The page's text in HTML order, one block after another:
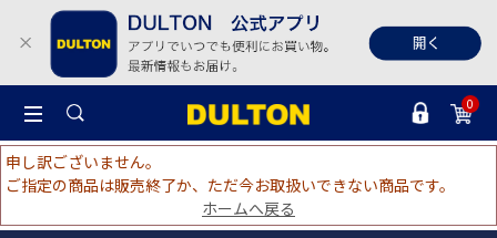
0
申し訳ございません。
ご指定の商品は販売終了か、ただ今お取扱いできない商品です。
ホームへ戻る